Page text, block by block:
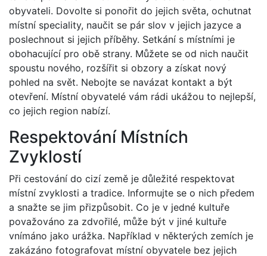
obyvateli. Dovolte si ponořit do jejich světa, ochutnat
místní speciality, naučit se pár slov v jejich jazyce a
poslechnout si jejich příběhy. Setkání s místními je
obohacující pro obě strany. Můžete se od nich naučit
spoustu nového, rozšířit si obzory a získat nový
pohled na svět. Nebojte se navázat kontakt a být
otevření. Místní obyvatelé vám rádi ukážou to nejlepší,
co jejich region nabízí.
Respektování Místních
Zvyklostí
Při cestování do cizí země je důležité respektovat
místní zvyklosti a tradice. Informujte se o nich předem
a snažte se jim přizpůsobit. Co je v jedné kultuře
považováno za zdvořilé, může být v jiné kultuře
vnímáno jako urážka. Například v některých zemích je
zakázáno fotografovat místní obyvatele bez jejich